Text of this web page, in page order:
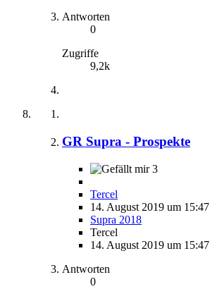
Antworten
0
Zugriffe
9,2k
GR Supra - Prospekte
3
Tercel
14. August 2019 um 15:47
Supra 2018
Tercel
14. August 2019 um 15:47
Antworten
0